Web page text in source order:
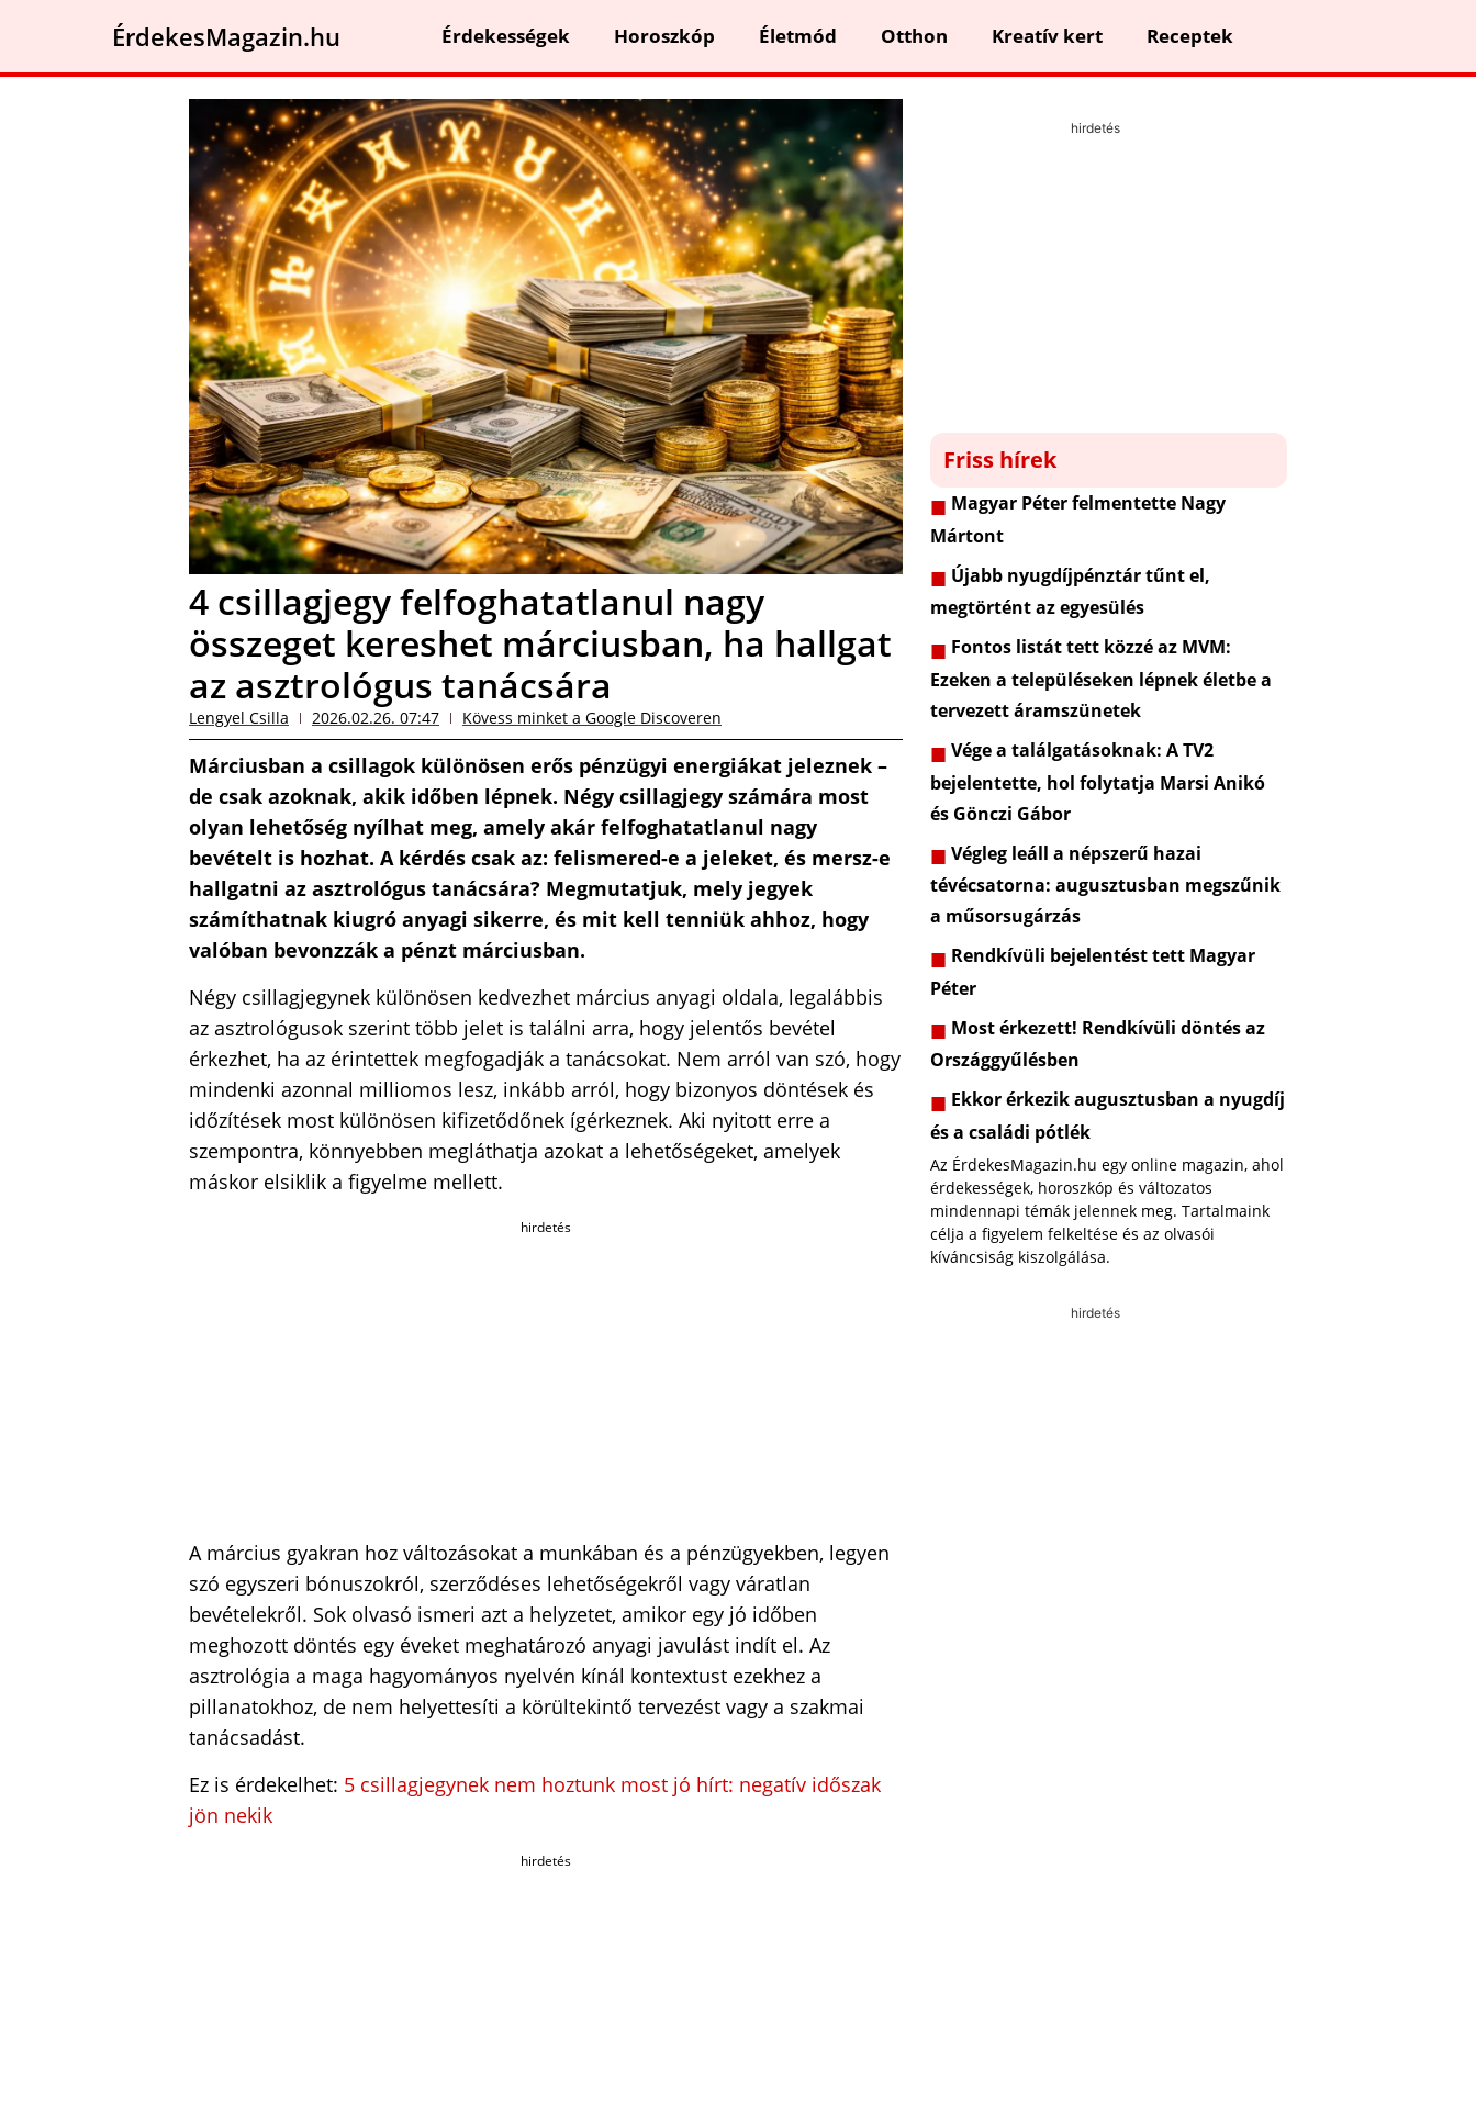
ÉrdekesMagazin.hu Érdekességek Horoszkóp Életmód Otthon Kreatív kert Receptek
4 csillagjegy felfoghatatlanul nagy
összeget kereshet márciusban, ha hallgat
az asztrológus tanácsára
Lengyel Csilla 2026.02.26. 07:47 Kövess minket a Google Discoveren
Márciusban a csillagok különösen erős pénzügyi energiákat jeleznek –
de csak azoknak, akik időben lépnek. Négy csillagjegy számára most
olyan lehetőség nyílhat meg, amely akár felfoghatatlanul nagy
bevételt is hozhat. A kérdés csak az: felismered-e a jeleket, és mersz-e
hallgatni az asztrológus tanácsára? Megmutatjuk, mely jegyek
számíthatnak kiugró anyagi sikerre, és mit kell tenniük ahhoz, hogy
valóban bevonzzák a pénzt márciusban.
Négy csillagjegynek különösen kedvezhet március anyagi oldala, legalábbis
az asztrológusok szerint több jelet is találni arra, hogy jelentős bevétel
érkezhet, ha az érintettek megfogadják a tanácsokat. Nem arról van szó, hogy
mindenki azonnal milliomos lesz, inkább arról, hogy bizonyos döntések és
időzítések most különösen kifizetődőnek ígérkeznek. Aki nyitott erre a
szempontra, könnyebben megláthatja azokat a lehetőségeket, amelyek
máskor elsiklik a figyelme mellett.
hirdetés
A március gyakran hoz változásokat a munkában és a pénzügyekben, legyen
szó egyszeri bónuszokról, szerződéses lehetőségekről vagy váratlan
bevételekről. Sok olvasó ismeri azt a helyzetet, amikor egy jó időben
meghozott döntés egy éveket meghatározó anyagi javulást indít el. Az
asztrológia a maga hagyományos nyelvén kínál kontextust ezekhez a
pillanatokhoz, de nem helyettesíti a körültekintő tervezést vagy a szakmai
tanácsadást.
Ez is érdekelhet: 5 csillagjegynek nem hoztunk most jó hírt: negatív időszak
jön nekik
hirdetés
hirdetés
Friss hírek
Magyar Péter felmentette Nagy
Mártont
Újabb nyugdíjpénztár tűnt el,
megtörtént az egyesülés
Fontos listát tett közzé az MVM:
Ezeken a településeken lépnek életbe a
tervezett áramszünetek
Vége a találgatásoknak: A TV2
bejelentette, hol folytatja Marsi Anikó
és Gönczi Gábor
Végleg leáll a népszerű hazai
tévécsatorna: augusztusban megszűnik
a műsorsugárzás
Rendkívüli bejelentést tett Magyar
Péter
Most érkezett! Rendkívüli döntés az
Országgyűlésben
Ekkor érkezik augusztusban a nyugdíj
és a családi pótlék
Az ÉrdekesMagazin.hu egy online magazin, ahol
érdekességek, horoszkóp és változatos
mindennapi témák jelennek meg. Tartalmaink
célja a figyelem felkeltése és az olvasói
kíváncsiság kiszolgálása.
hirdetés